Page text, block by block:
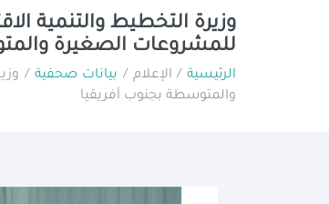
وزيرة التخطيط والتنمية
للمشروعات الصغيرة
الرئيسية/ الإعلام / بيانات صحفية /
والمتوسطة بجنوب أفريقيا